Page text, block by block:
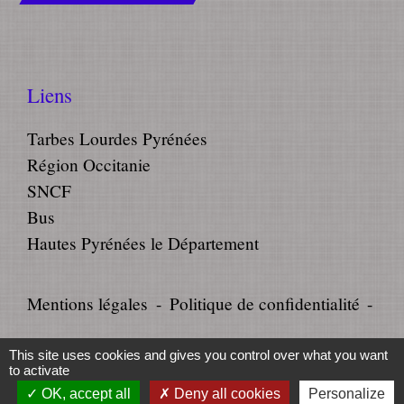
Liens
Tarbes Lourdes Pyrénées
Région Occitanie
SNCF
Bus
Hautes Pyrénées le Département
Mentions légales - Politique de confidentialité -
Accessibilité - Plan du site -
Gestion des cookies
This site uses cookies and gives you control over what you want
to activate
OK, accept all
Deny all cookies Personalize